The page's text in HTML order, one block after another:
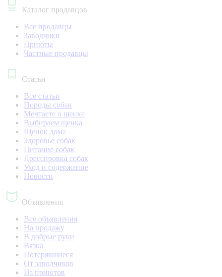
Каталог продавцов
Все продавцы
Заводчики
Приюты
Частные продавцы
Статьи
Все статьи
Породы собак
Мечтаете о щенке
Выбираем щенка
Щенок дома
Здоровье собак
Питание собак
Дрессировка собак
Уход и содержание
Новости
Объявления
Все объявления
На продажу
В добрые руки
Вязка
Потерявшиеся
От заводчиков
Из приютов